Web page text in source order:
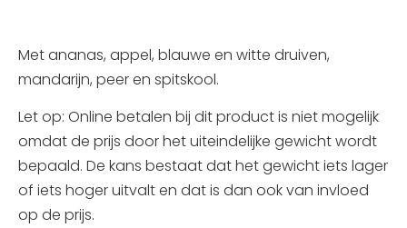
Met ananas, appel, blauwe en witte druiven,
mandarijn, peer en spitskool.
Let op: Online betalen bij dit product is niet mogelijk
omdat de prijs door het uiteindelijke gewicht wordt
bepaald. De kans bestaat dat het gewicht iets lager
of iets hoger uitvalt en dat is dan ook van invloed
op de prijs.